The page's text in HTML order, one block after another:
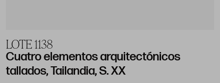
LOTE 1138
Cuatro elementos arquitectónicos
tallados, Tailandia, S. XX